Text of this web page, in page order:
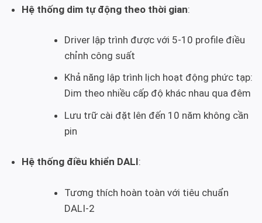
Hệ thống dim tự động theo thời gian:
Driver lập trình được với 5-10 profile điều
chỉnh công suất
Khả năng lập trình lịch hoạt động phức tạp:
Dim theo nhiều cấp độ khác nhau qua đêm
Lưu trữ cài đặt lên đến 10 năm không cần
pin
Hệ thống điều khiển DALI:
Tương thích hoàn toàn với tiêu chuẩn
DALI-2